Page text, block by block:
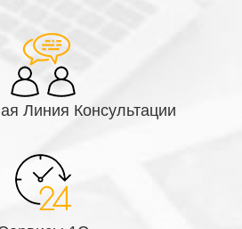
Линия Консультации